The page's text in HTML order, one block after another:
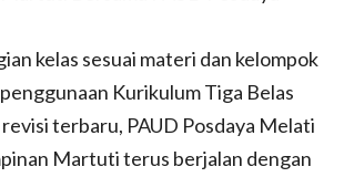
kelas sesuai materi dan kelompok
Kurikulum Tiga Belas
terbaru, PAUD Posdaya Melati
Martuti terus berjalan dengan